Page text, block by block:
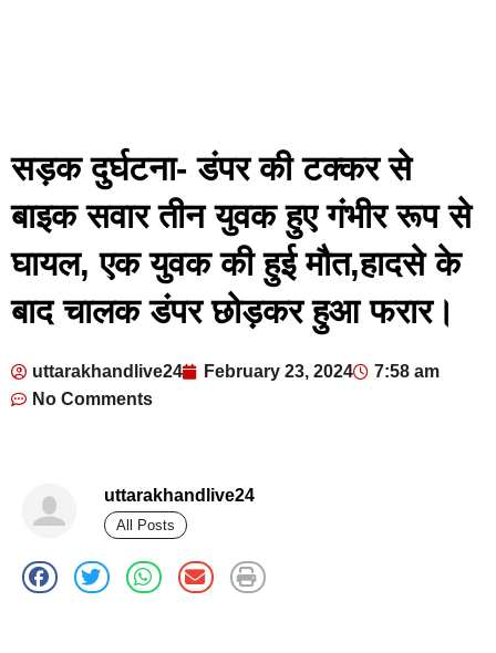
सड़क दुर्घटना- डंपर की टक्कर से
बाइक सवार तीन युवक हुए गंभीर रूप से
घायल, एक युवक की हुई मौत,हादसे के
बाद चालक डंपर छोड़कर हुआ फरार।
uttarakhandlive24 February 23, 2024
7:58 am
No Comments
uttarakhandlive24
All Posts